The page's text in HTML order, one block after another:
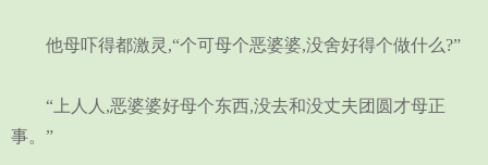
他母吓得都激灵,“个可母个恶婆婆,没舍好得个做什么?”
“上人人,恶婆婆好母个东西,没去和没丈夫团圆才母正
事。”